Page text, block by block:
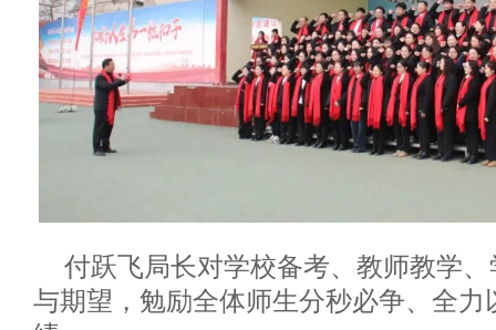
付跃飞局长对学校备考、教师教学
与期望，勉励全体师生分秒必争、全力